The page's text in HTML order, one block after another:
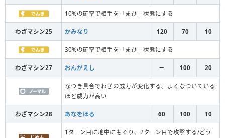
10%の確率で相手を「まひ」状態にする
わざマシン25 かみなり 120 70 10
30%の確率で相手を「まひ」状態にする
わざマシン27 おんがえし － 100 20
なつき具合でわざの威力が変化する。よくなついている
ほど威力が高い
わざマシン28 あなをほる 60 100 10
1ターン目に地中にもぐり、2ターン目で攻撃する/どう